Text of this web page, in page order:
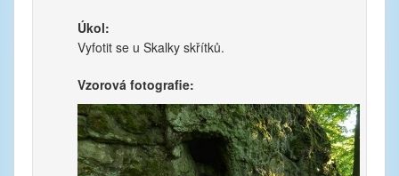
Úkol:
Vyfotit se u Skalky skřítků.
Vzorová fotografie: